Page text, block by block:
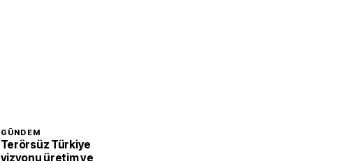
GÜNDEM
Terörsüz Türkiye
vizyonu üretim ve